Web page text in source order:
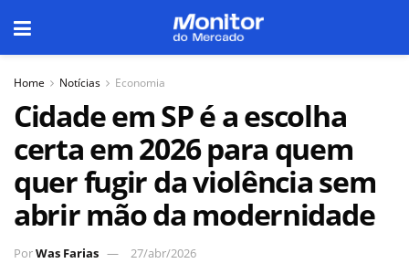
Home Notícias Economia
Cidade em SP é a escolha
certa em 2026 para quem
quer fugir da violência sem
abrir mão da modernidade
PorWas Farias 27/abr/2026